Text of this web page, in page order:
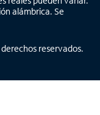
alámbrica. Se
reservados.